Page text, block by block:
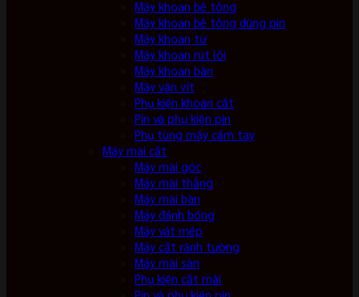
Máy khoan bê tông
Máy khoan bê tông dùng pin
Máy khoan từ
Máy khoan rút lõi
Máy khoan bàn
Máy vặn vít
Phụ kiện khoan cắt
Pin và phụ kiện pin
Phụ tùng máy cầm tay
Máy mài cắt
Máy mài góc
Máy mài thẳng
Máy mài bàn
Máy đánh bóng
Máy vát mép
Máy cắt rãnh tường
Máy mài sàn
Phụ kiện cắt mài